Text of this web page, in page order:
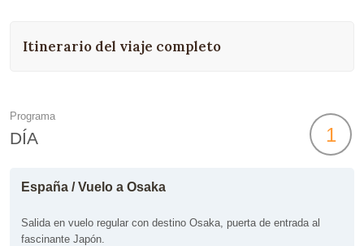
Itinerario del viaje completo
Programa
DÍA 1
España / Vuelo a Osaka
Salida en vuelo regular con destino Osaka, puerta de entrada al
fascinante Japón.